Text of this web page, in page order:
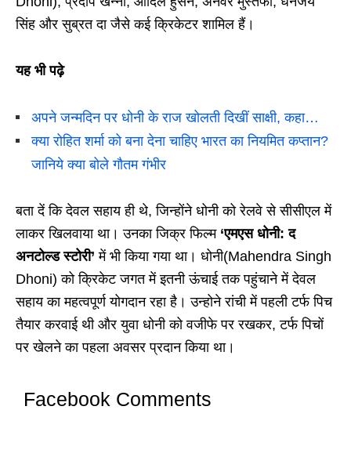
सिंह और सुब्रत दा जैसे कई क्रिकेटर शामिल हैं।
यह भी पढ़े
अपने जन्मदिन पर धोनी के राज खोलती दिखीं साक्षी, कहा…
क्या रोहित शर्मा को बना देना चाहिए भारत का नियमित कप्तान?
जानिये क्या बोले गौतम गंभीर
बता दें कि देवल सहाय ही थे, जिन्होंने धोनी को रेलवे से सीसीएल में
लाकर खिलवाया था। उनका जिक्र फिल्म ‘एमएस धोनी: द
अनटोल्ड स्टोरी’में भी किया गया था। धोनी(Mahendra Singh
Dhoni) को क्रिकेट जगत में इतनी ऊंचाई तक पहुंचाने में देवल
सहाय का महत्वपूर्ण योगदान रहा है। उन्होने रांची में पहली टर्फ पिच
तैयार करवाई थी और युवा धोनी को वजीफे पर रखकर, टर्फ पिचों
पर खेलने का पहला अवसर प्रदान किया था।
Facebook Comments